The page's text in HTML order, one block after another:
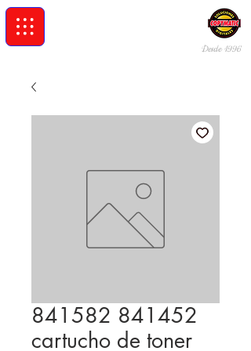
Desde 1996
841582 841452
cartucho de toner